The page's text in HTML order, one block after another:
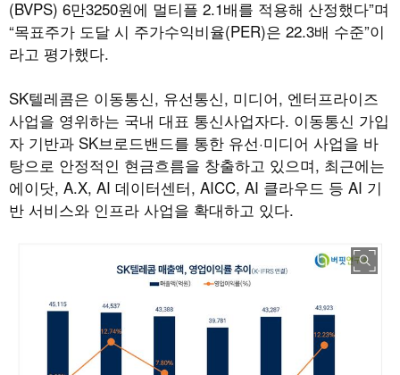
(BVPS) 6만3250원에 멀티플 2.1배를 적용해 산정했다”며
“목표주가 도달 시 주가수익비율(PER)은 22.3배 수준”이
라고 평가했다.
SK텔레콤은 이동통신, 유선통신, 미디어, 엔터프라이즈
사업을 영위하는 국내 대표 통신사업자다. 이동통신 가입
자 기반과 SK브로드밴드를 통한 유선·미디어 사업을 바
탕으로 안정적인 현금흐름을 창출하고 있으며, 최근에는
에이닷, A.X, AI 데이터센터, AICC, AI 클라우드 등 AI 기
반 서비스와 인프라 사업을 확대하고 있다.